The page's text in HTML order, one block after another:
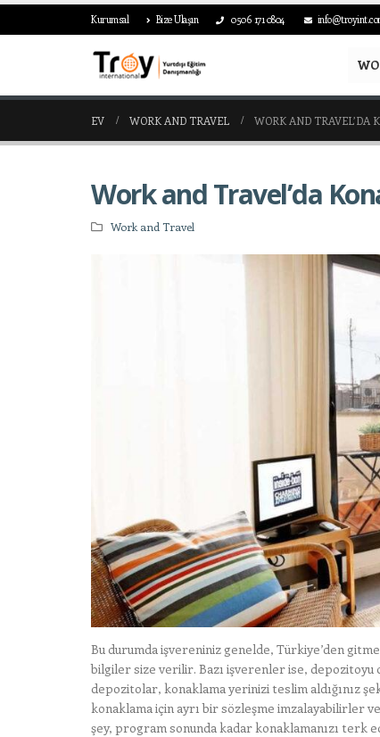
Kurumsal Bize Ulaşın 0506 171 0804
EV WORK AND TRAVEL WORK AND TRAVEL’DA
Work and Travel’da
Work and Travel
Bu durumda işvereniniz genelde, Türkiye’den
bilgiler size verilir. Bazı işverenler ise, depozitoyu
depozitolar, konaklama yerinizi teslim aldığınız
konaklama için ayrı bir sözleşme imzalayabilirler
şey, program sonunda kadar konaklamanızı terk